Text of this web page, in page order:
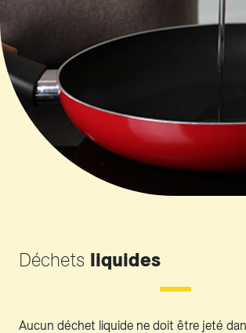
Déchets liquides
Aucun déchet liquide ne doit être jeté